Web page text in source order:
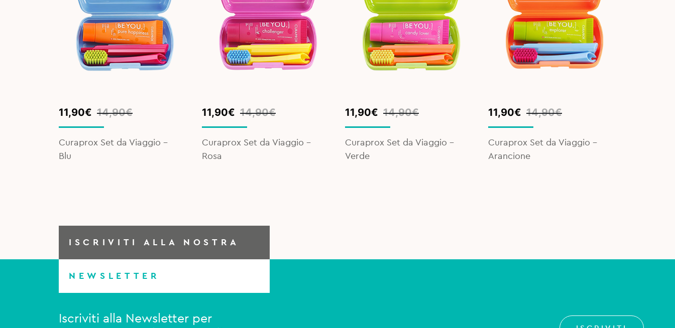
14,90€
Original
price
14,90€.
11,90€
Current
price
11,90€.
Curaprox Set da Viaggio -
Blu
14,90€
Original
price
14,90€.
11,90€
Current
price
11,90€.
Curaprox Set da Viaggio -
Rosa
14,90€
Original
price
14,90€.
11,90€
Current
price
11,90€.
Curaprox Set da Viaggio -
Verde
14,90€
Original
price
14,90€.
11,90€
Current
price
11,90€.
Curaprox Set da Viaggio -
Arancione
ISCRIVITI ALLA NOSTRA
NEWSLETTER
Iscriviti alla Newsletter per